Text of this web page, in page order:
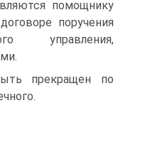
помощнику
поручения
управления,
прекращен по